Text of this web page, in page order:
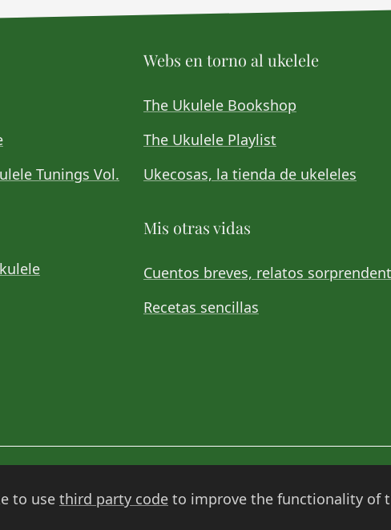
Tunings Vol.
Webs en torno al ukelele
The Ukulele Bookshop
The Ukulele Playlist
Ukecosas, la tienda de ukeleles
Mis otras vidas
Cuentos breves, relatos
Recetas sencillas
to use third party code to improve the functionality of